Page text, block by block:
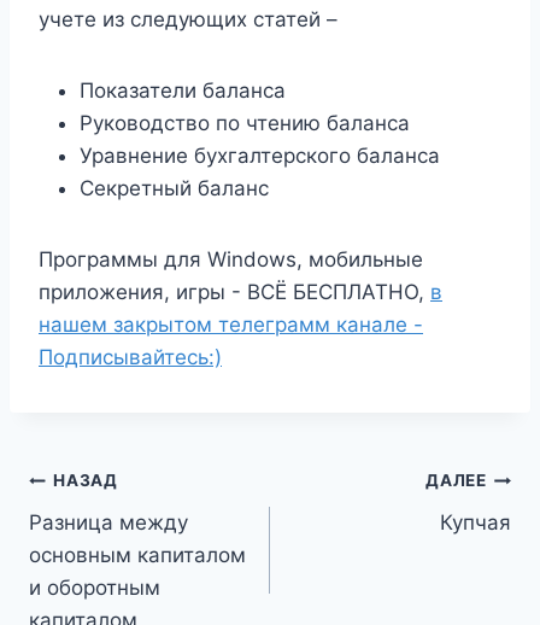
учете из следующих статей –
Показатели баланса
Руководство по чтению баланса
Уравнение бухгалтерского баланса
Секретный баланс
Программы для Windows, мобильные
приложения, игры - ВСЁ БЕСПЛАТНО, в
нашем закрытом телеграмм канале -
Подписывайтесь:)
Навигация
по
записям
НАЗАД
Разница между
основным капиталом
и оборотным
капиталом
ДАЛЕЕ
Купчая